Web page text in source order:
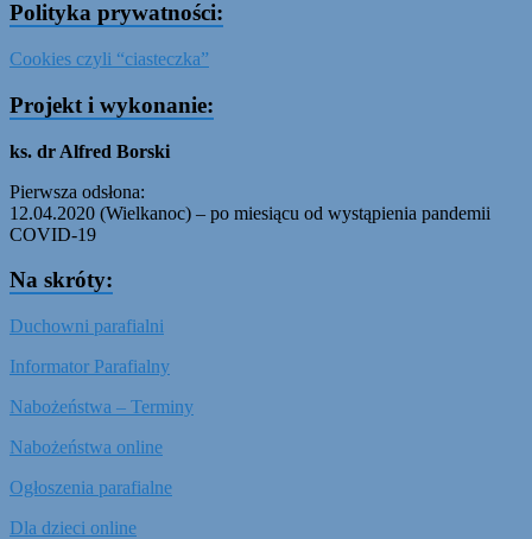
Polityka prywatności:
Cookies czyli “ciasteczka”
Projekt i wykonanie:
ks. dr Alfred Borski
Pierwsza odsłona:
12.04.2020 (Wielkanoc) – po miesiącu od wystąpienia pandemii
COVID-19
Na skróty:
Duchowni parafialni
Informator Parafialny
Nabożeństwa – Terminy
Nabożeństwa online
Ogłoszenia parafialne
Dla dzieci online